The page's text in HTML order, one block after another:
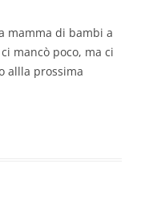
mamma di bambi a
mancò poco, ma ci
allla prossima